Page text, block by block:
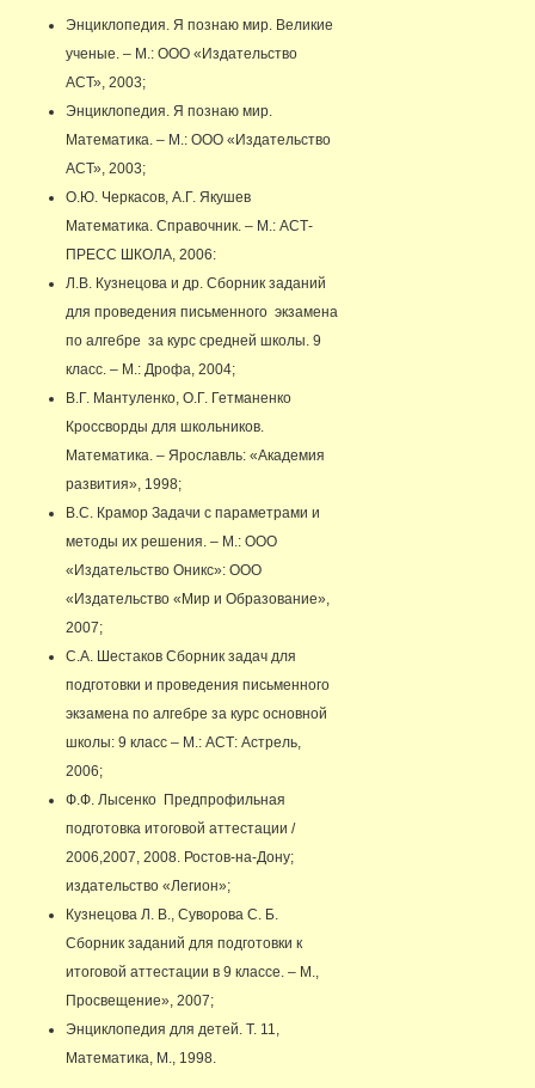
Энциклопедия. Я познаю мир. Великие
ученые. – М.: ООО «Издательство
АСТ», 2003;
Энциклопедия. Я познаю мир.
Математика. – М.: ООО «Издательство
АСТ», 2003;
О.Ю. Черкасов, А.Г. Якушев
Математика. Справочник. – М.: АСТ-
ПРЕСС ШКОЛА, 2006:
Л.В. Кузнецова и др. Сборник заданий
для проведения письменного экзамена
по алгебре за курс средней школы. 9
класс. – М.: Дрофа, 2004;
В.Г. Мантуленко, О.Г. Гетманенко
Кроссворды для школьников.
Математика. – Ярославль: «Академия
развития», 1998;
В.С. Крамор Задачи с параметрами и
методы их решения. – М.: ООО
«Издательство Оникс»: ООО
«Издательство «Мир и Образование»,
2007;
С.А. Шестаков Сборник задач для
подготовки и проведения письменного
экзамена по алгебре за курс основной
школы: 9 класс – М.: АСТ: Астрель,
2006;
Ф.Ф. Лысенко Предпрофильная
подготовка итоговой аттестации /
2006,2007, 2008. Ростов-на-Дону;
издательство «Легион»;
Кузнецова Л. В., Суворова С. Б.
Сборник заданий для подготовки к
итоговой аттестации в 9 классе. – М.,
Просвещение», 2007;
Энциклопедия для детей. Т. 11,
Математика, М., 1998.